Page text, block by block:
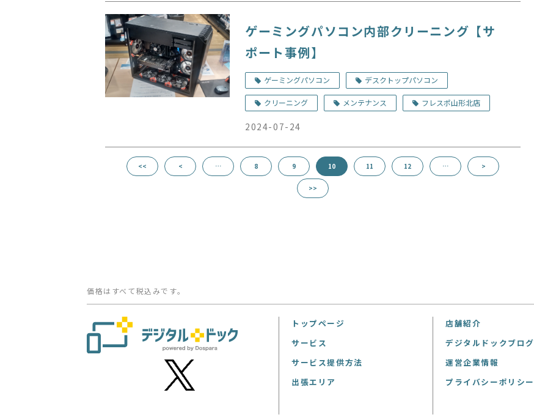
ゲーミングパソコン内部クリーニング【サ
ポート事例】
ゲーミングパソコン デスクトップパソコン
クリーニング メンテナンス フレスポ山形北店
2024-07-24
<< < … 8 9 10 11 12 … >
>>
価格はすべて税込みです。
トップページ
サービス
サービス提供方法
出張エリア
店舗紹介
デジタルドックブログ
運営企業情報
プライバシーポリシー